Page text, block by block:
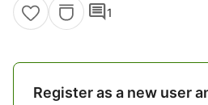
comment1
Register as a new user